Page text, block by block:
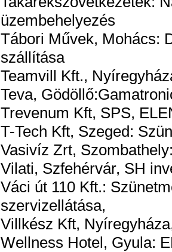
üzembehelyezés
Tábori Művek, Mohács:
szállítása
Teamvill Kft.,
Teva,
Trevenum Kft, SPS,
T-Tech Kft, Szeged:
Vasivíz Zrt,
Vilati, Szfehérvár, SH
Váci út 110 Kft.:
szervizellátása,
Villkész Kft,
Wellness Hotel, Gyula: